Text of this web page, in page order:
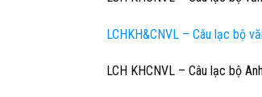
LCHKH&CNVL – Câu lạc bộ
LCH KHCNVL – Câu lạc bộ